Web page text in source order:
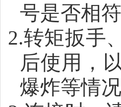
号是否相
2.转矩扳手
后使用，
爆炸等情况